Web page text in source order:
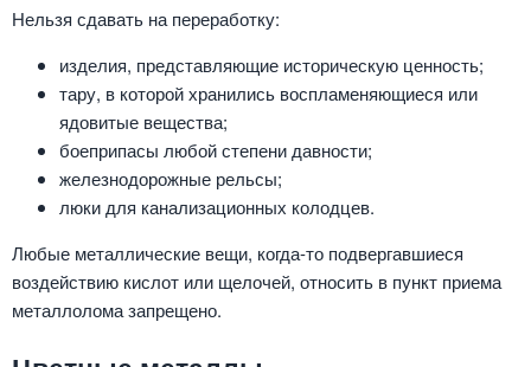
Нельзя сдавать на переработку:
изделия, представляющие историческую ценность;
тару, в которой хранились воспламеняющиеся или
ядовитые вещества;
боеприпасы любой степени давности;
железнодорожные рельсы;
люки для канализационных колодцев.
Любые металлические вещи, когда-то подвергавшиеся
воздействию кислот или щелочей, относить в пункт приема
металлолома запрещено.